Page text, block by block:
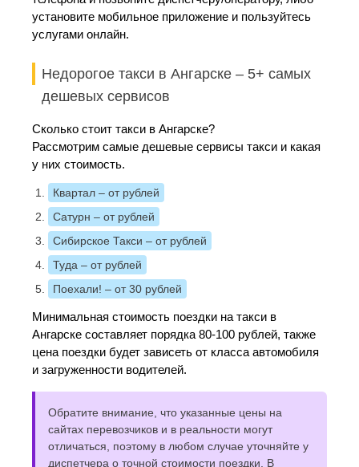
установите мобильное приложение и пользуйтесь
услугами онлайн.
Недорогое такси в Ангарске – 5+ самых
дешевых сервисов
Сколько стоит такси в Ангарске?
Рассмотрим самые дешевые сервисы такси и какая
у них стоимость.
Квартал – от рублей
Сатурн – от рублей
Сибирское Такси – от рублей
Туда – от рублей
Поехали! – от 30 рублей
Минимальная стоимость поездки на такси в
Ангарске составляет порядка 80-100 рублей, также
цена поездки будет зависеть от класса автомобиля
и загруженности водителей.
Обратите внимание, что указанные цены на
сайтах перевозчиков и в реальности могут
отличаться, поэтому в любом случае уточняйте у
диспетчера о точной стоимости поездки. В